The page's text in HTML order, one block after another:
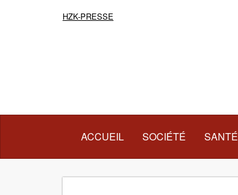
HZK-PRESSE
ACCUEIL(COURANT)
SOCIÉTÉ SANTÉ